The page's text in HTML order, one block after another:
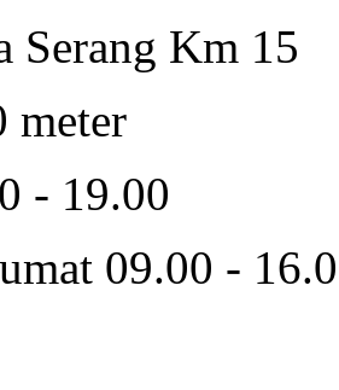
Serang Km 15
meter
- 19.00
09.00 -